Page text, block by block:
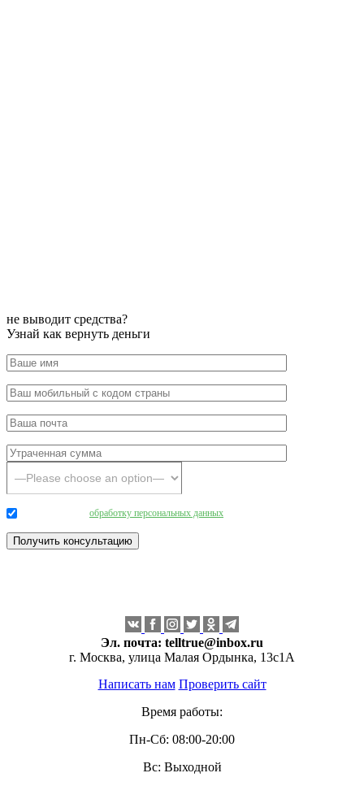
не выводит средства?
Узнай как вернуть деньги
обработку персональных данных
Эл. почта: telltrue@inbox.ru
г. Москва, улица Малая Ордынка, 13с1А
Написать нам Проверить сайт
Время работы:
Пн-Сб: 08:00-20:00
Вс: Выходной